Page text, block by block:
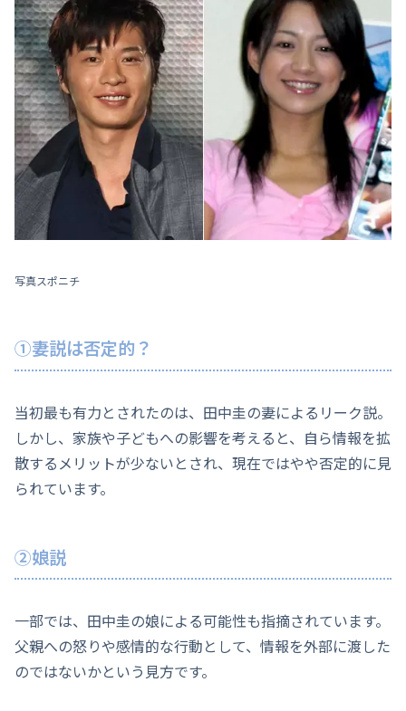
写真スポニチ
①妻説は否定的？
当初最も有力とされたのは、田中圭の妻によるリーク説。
しかし、家族や子どもへの影響を考えると、自ら情報を拡
散するメリットが少ないとされ、現在ではやや否定的に見
られています。
②娘説
一部では、田中圭の娘による可能性も指摘されています。
父親への怒りや感情的な行動として、情報を外部に渡した
のではないかという見方です。